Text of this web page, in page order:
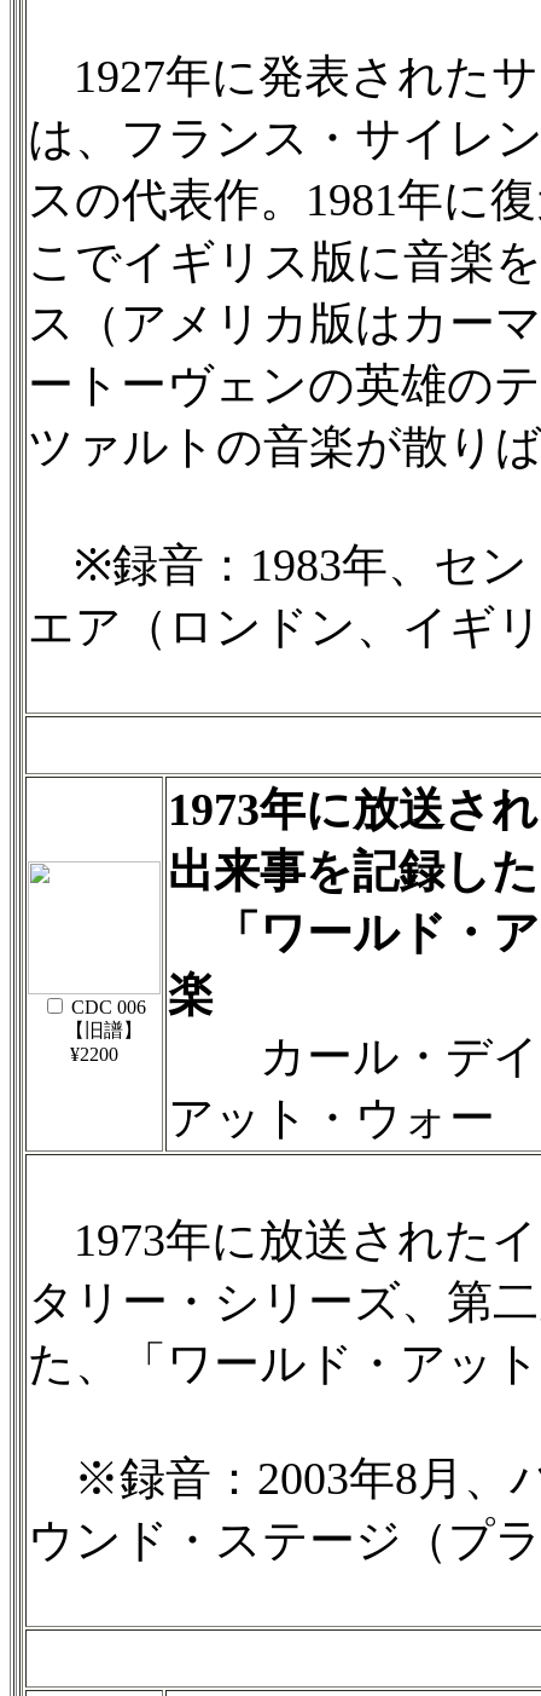
1927年に発表された
は、フランス・サイレ
スの代表作。1981年に
こでイギリス版に音楽
ス（アメリカ版はカー
ートーヴェンの英雄の
ツァルトの音楽が散り
※録音：1983年、セン
エア（ロンドン、イギ
CDC 006
【旧譜】
¥2200
1973年に放送さ
出来事を記録し
「ワールド・
楽
カール・デイ
アット・ウォー
1973年に放送された
タリー・シリーズ、第
た、「ワールド・アッ
※録音：2003年8月、
ウンド・ステージ（プ